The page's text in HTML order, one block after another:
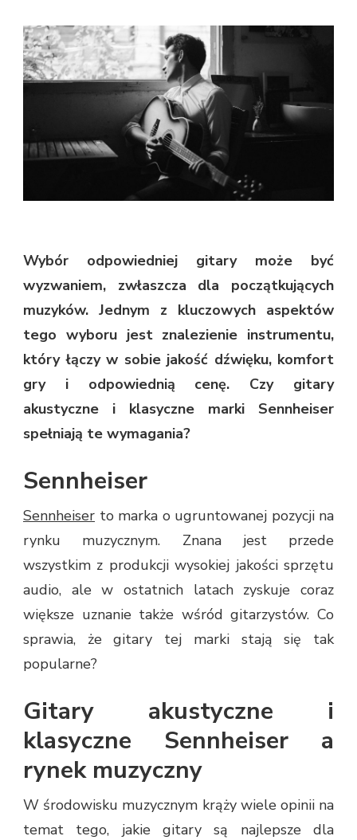
Wybór odpowiedniej gitary może być
wyzwaniem, zwłaszcza dla początkujących
muzyków. Jednym z kluczowych aspektów
tego wyboru jest znalezienie instrumentu,
który łączy w sobie jakość dźwięku, komfort
gry i odpowiednią cenę. Czy gitary
akustyczne i klasyczne marki Sennheiser
spełniają te wymagania?
Sennheiser
Sennheiser to marka o ugruntowanej pozycji na
rynku muzycznym. Znana jest przede
wszystkim z produkcji wysokiej jakości sprzętu
audio, ale w ostatnich latach zyskuje coraz
większe uznanie także wśród gitarzystów. Co
sprawia, że gitary tej marki stają się tak
popularne?
Gitary akustyczne i
klasyczne Sennheiser a
rynek muzyczny
W środowisku muzycznym krąży wiele opinii na
temat tego, jakie gitary są najlepsze dla